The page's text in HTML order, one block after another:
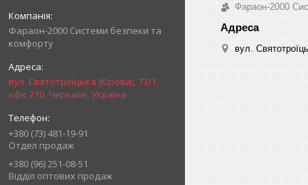
Фараон-2000 Системи безпеки та
комфорту
вул. Святотроїцька (Кірова), 73/1,
офіс 210, Черкаси, Україна
+380 (73) 481-19-91
Отдел продаж
+380 (96) 251-08-51
Відділ оптових продаж
Фараон-2000
вул.